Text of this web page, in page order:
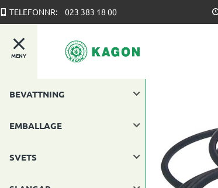
TELEFONNR: 023 383 18 00
MENY
BEVATTNING
EMBALLAGE
SVETS